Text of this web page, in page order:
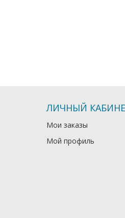
ЛИЧНЫЙ
Мои заказы
Мой профиль